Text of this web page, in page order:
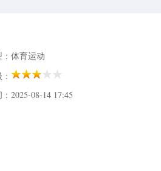
体育运动
2025-08-14 17:45